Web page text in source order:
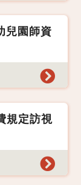
兒園師資
規定訪視